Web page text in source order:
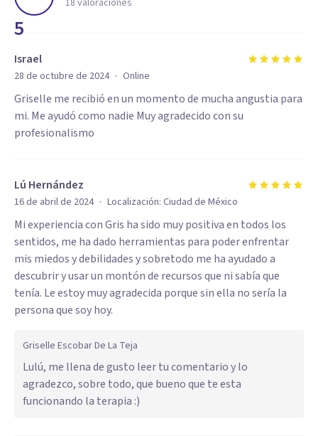
5
18 valoraciones
Israel
28 de octubre de 2024 · Online
Griselle me recibió en un momento de mucha angustia para
mi. Me ayudó como nadie Muy agradecido con su
profesionalismo
Lú Hernández
16 de abril de 2024 · Localización: Ciudad de México
Mi experiencia con Gris ha sido muy positiva en todos los
sentidos, me ha dado herramientas para poder enfrentar
mis miedos y debilidades y sobretodo me ha ayudado a
descubrir y usar un montón de recursos que ni sabía que
tenía. Le estoy muy agradecida porque sin ella no sería la
persona que soy hoy.
Griselle Escobar De La Teja
Lulú, me llena de gusto leer tu comentario y lo
agradezco, sobre todo, que bueno que te esta
funcionando la terapia :)